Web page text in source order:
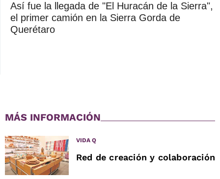
Así fue la llegada de "El Huracán de la Sierra",
el primer camión en la Sierra Gorda de
Querétaro
MÁS INFORMACIÓN
VIDA Q
Red de creación y colaboración